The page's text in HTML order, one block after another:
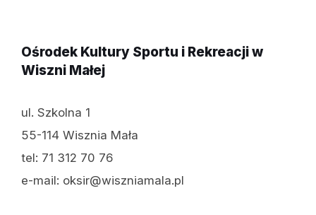
Ośrodek Kultury Sportu i Rekreacji w
Wiszni Małej
ul. Szkolna 1
55-114 Wisznia Mała
tel: 71 312 70 76
e-mail: oksir@wiszniamala.pl